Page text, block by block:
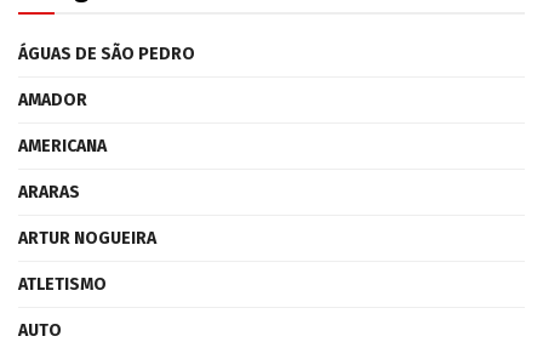
ÁGUAS DE SÃO PEDRO
AMADOR
AMERICANA
ARARAS
ARTUR NOGUEIRA
ATLETISMO
AUTO